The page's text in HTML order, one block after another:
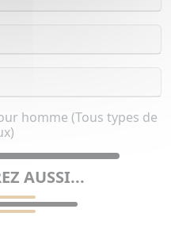
homme (Tous types de
AUSSI...